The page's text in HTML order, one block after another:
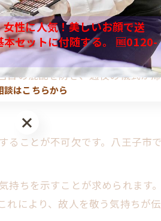
の葬儀の流れチェックポイント
大切な準備事項
った受付から終了まで
押さえておきたいマナー
する葬儀の流れの進め方
葬儀の流れサポートポイント
家族が協力できるコツ
子市の葬儀社では、受付の設
れます。
これらは故人を偲ぶ雰囲気作
の混乱を防ぎ、通夜の儀式が滞
ことが不可欠です。八王子市
ちを示すことが求められます
により、故人を敬う気持ちが
性に人気！美しいお顔で送
本セットに付随する。 🆓0120-
談はこちらから